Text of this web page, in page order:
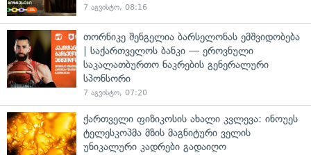
7 აგვისტო, 08:16
თორნიკე შენგელია ბარსელონას ემშვიდობება
| საქართველოს ბანკი — ეროვნული
საკალათბურთო ნაკრების გენერალური
სპონსორი
7 აგვისტო, 07:20
ქართველი ფიზიკოსის ახალი კვლევა: ინოუეს
ტელესკოპმა მზის მაგნიტური ველის
უნიკალური კადრები გადაიღო